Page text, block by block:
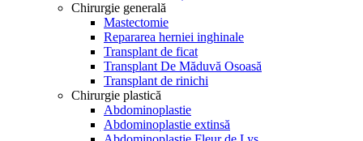
Chirurgie generală
Mastectomie
Repararea herniei inghinale
Transplant de ficat
Transplant De Măduvă Osoasă
Transplant de rinichi
Chirurgie plastică
Abdominoplastie
Abdominoplastie extinsă